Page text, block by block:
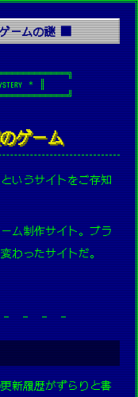
ームの謎 ■
＊ ║
ゲーム
というサイトをご存知
ム制作サイト。ブラ
わったサイトだ。
- - -
新履歴がずらりと書